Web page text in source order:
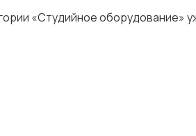
«Студийное оборудование»